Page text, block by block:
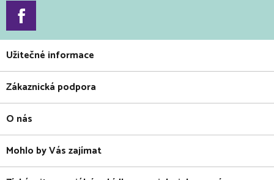
Užitečné informace
Zákaznická podpora
O nás
Mohlo by Vás zajímat